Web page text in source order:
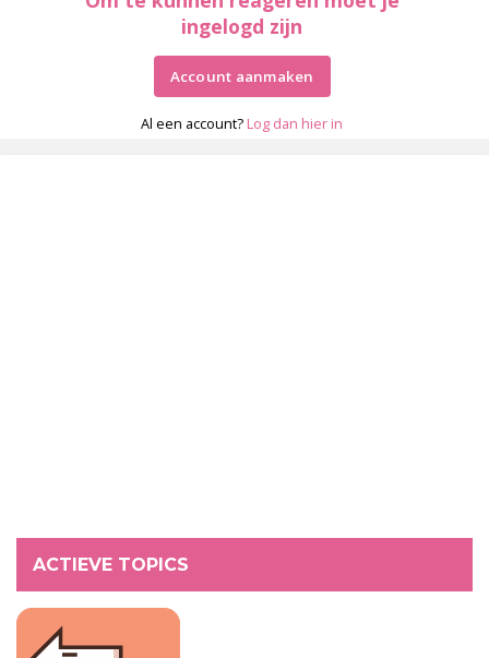
ingelogd zijn
Account aanmaken
Al een account? Log dan hier in
ACTIEVE TOPICS